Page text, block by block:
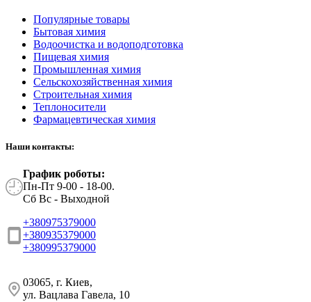
Популярные товары
Бытовая химия
Водоочистка и водоподготовка
Пищевая химия
Промышленная химия
Сельскохозяйственная химия
Строительная химия
Теплоносители
Фармацевтическая химия
Наши контакты:
График роботы:
Пн-Пт 9-00 - 18-00.
Сб Вс - Выходной
+380975379000
+380935379000
+380995379000
03065, г. Киев,
ул. Вацлава Гавела, 10